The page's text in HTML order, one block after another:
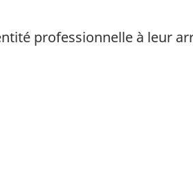
professionnelle à leur